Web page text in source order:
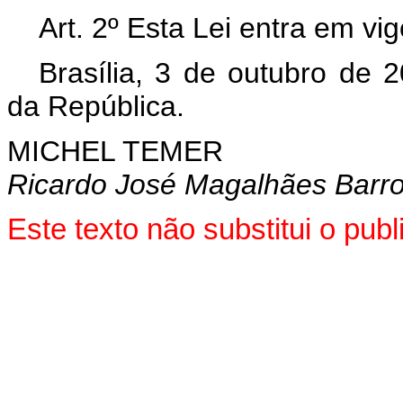
Art. 2º Esta Lei entra em
Brasília, 3 de outubro de
da República.
MICHEL TEMER
Ricardo José Magalhães
Este texto não substitui o